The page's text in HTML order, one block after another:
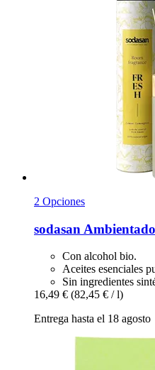
2 Opciones
sodasan
Con alcohol bio.
Aceites esenciales
Sin ingredientes
16,49 € (82,45 € / l)
Entrega hasta el 18 agosto